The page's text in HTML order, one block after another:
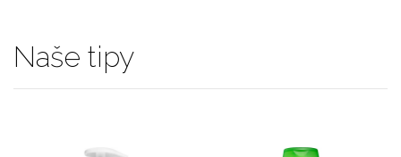
Naše tipy